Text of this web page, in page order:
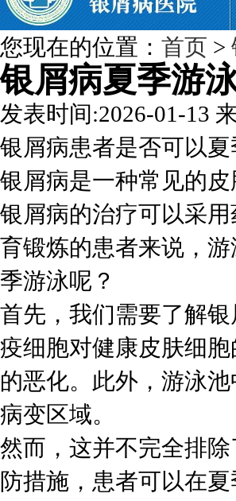
您现在的位置： 首页 >
银屑病夏季游
发表时间:2026-01-13
银屑病患者是否可以夏
银屑病是一种常见的
银屑病的治疗可以采
育锻炼的患者来说，
季游泳呢？
首先，我们需要了解
疫细胞对健康皮肤细
的恶化。此外，游泳
病变区域。
然而，这并不完全排
防措施，患者可以在夏